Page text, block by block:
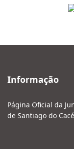
Informação
Página Oficial da
de Santiago do